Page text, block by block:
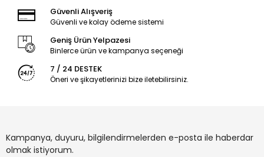
Güvenli Alışveriş
Güvenli ve kolay ödeme sistemi
Geniş Ürün Yelpazesi
Binlerce ürün ve kampanya seçeneği
7 / 24 DESTEK
Öneri ve şikayetlerinizi bize iletebilirsiniz.
Kampanya, duyuru, bilgilendirmelerden e-posta ile haberdar
olmak istiyorum.